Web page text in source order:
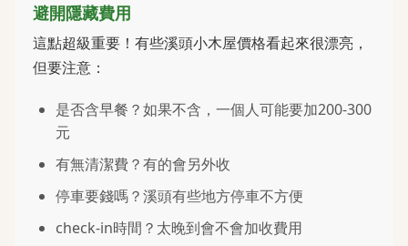
避開隱藏費用
這點超級重要！有些溪頭小木屋價格看起來很漂亮，
但要注意：
是否含早餐？如果不含，一個人可能要加200-300
元
有無清潔費？有的會另外收
停車要錢嗎？溪頭有些地方停車不方便
check-in時間？太晚到會不會加收費用